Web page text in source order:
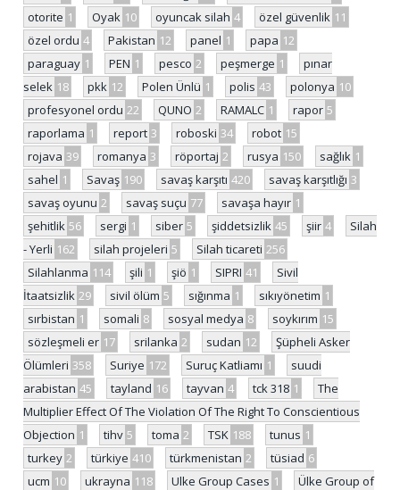
otorite 1 Oyak 10 oyuncak silah 4 özel güvenlik 11
özel ordu 4 Pakistan 12 panel 1 papa 12
paraguay 1 PEN 1 pesco 2 peşmerge 1
pınar
selek 18 pkk 12 Polen Ünlü 1 polis 43 polonya 10
profesyonel ordu 22 QUNO 2 RAMALC 1 rapor 5
raporlama 1 report 3 roboski 34 robot 15
rojava 39 romanya 3 röportaj 2 rusya 150 sağlık 1
sahel 1 Savaş 190 savaş karşıtı 420 savaş karşıtlığı 3
savaş oyunu 2 savaş suçu 77 savaşa hayır 1
şehitlik 56 sergi 1 siber 5 şiddetsizlik 45 şiir 4
Silah
- Yerli 162 silah projeleri 5 Silah ticareti 256
Silahlanma 114 şili 1 şiö 1 SIPRI 41
Sivil
İtaatsizlik 29 sivil ölüm 5 sığınma 1 sıkıyönetim 1
sırbistan 1 somali 8 sosyal medya 8 soykırım 15
sözleşmeli er 17 srilanka 2 sudan 12
Şüpheli Asker
Ölümleri 358 Suriye 172 Suruç Katliamı 1
suudi
arabistan 45 tayland 16 tayvan 4 tck 318 1
The
Multiplier Effect Of The Violation Of The Right To Conscientious
Objection 1 tihv 5 toma 2 TSK 188 tunus 1
turkey 2 türkiye 410 türkmenistan 2 tüsiad 6
ucm 10 ukrayna 118 Ulke Group Cases 1
Ülke Group of